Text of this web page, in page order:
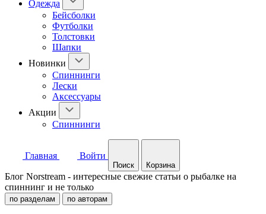
Одежда
Бейсболки
Футболки
Толстовки
Шапки
Новинки
Спиннинги
Лески
Аксессуары
Акции
Спиннинги
Главная Войти
Поиск Корзина
Блог Norstream - интересные свежие статьи о рыбалке на
спиннинг и не только
по разделам по авторам